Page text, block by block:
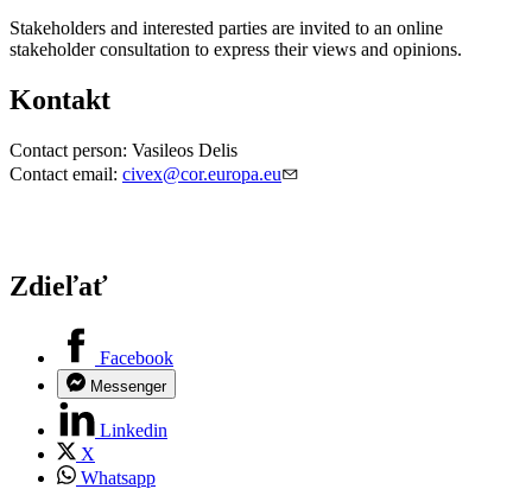
Stakeholders and interested parties are invited to an online
stakeholder consultation to express their views and opinions.
Kontakt
Contact person: Vasileos Delis
Contact email: civex@cor.europa.eu
Zdieľať
Facebook
Messenger
Linkedin
X
Whatsapp